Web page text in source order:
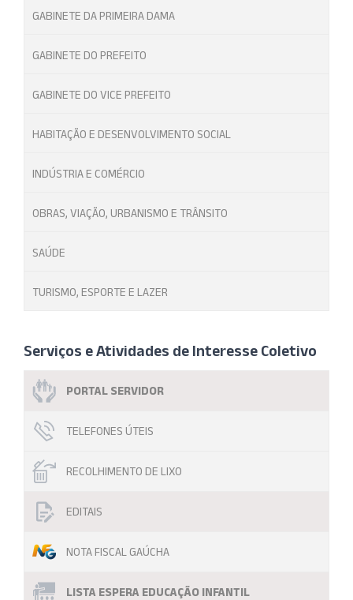
GABINETE DA PRIMEIRA DAMA
GABINETE DO PREFEITO
GABINETE DO VICE PREFEITO
HABITAÇÃO E DESENVOLVIMENTO SOCIAL
INDÚSTRIA E COMÉRCIO
OBRAS, VIAÇÃO, URBANISMO E TRÂNSITO
SAÚDE
TURISMO, ESPORTE E LAZER
Serviços e Atividades de Interesse Coletivo
PORTAL SERVIDOR
TELEFONES ÚTEIS
RECOLHIMENTO DE LIXO
EDITAIS
NOTA FISCAL GAÚCHA
LISTA ESPERA EDUCAÇÃO INFANTIL